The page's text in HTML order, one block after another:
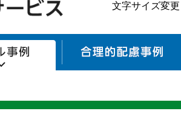
文字サイズ変更
モデル事例